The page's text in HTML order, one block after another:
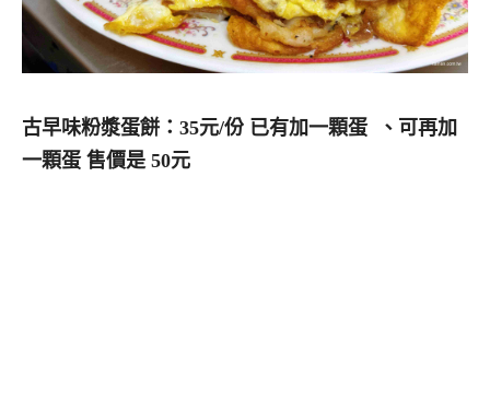
古早味粉漿蛋餅：35元/份 已有加一顆蛋 、可再加
一顆蛋 售價是 50元